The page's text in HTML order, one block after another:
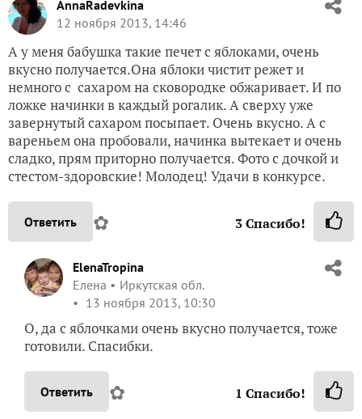
AnnaRadevkina
12 ноября 2013, 14:46
А у меня бабушка такие печет с яблоками, очень
вкусно получается.Она яблоки чистит режет и
немного с сахаром на сковородке обжаривает. И по
ложке начинки в каждый рогалик. А сверху уже
завернутый сахаром посыпает. Очень вкусно. А с
вареньем она пробовали, начинка вытекает и очень
сладко, прям приторно получается. Фото с дочкой и
стестом-здоровские! Молодец! Удачи в конкурсе.
Ответить ✿ 3Спасибо!
ElenaTropina
Елена
Иркутская обл.
13 ноября 2013, 10:30
О, да с яблочками очень вкусно получается, тоже
готовили. Спасибки.
Ответить ✿ 1 Спасибо!